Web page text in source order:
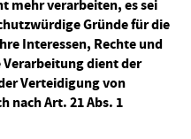
mehr verarbeiten, es sei
Gründe für die
Interessen, Rechte und
dient der
Verteidigung von
nach Art. 21 Abs. 1